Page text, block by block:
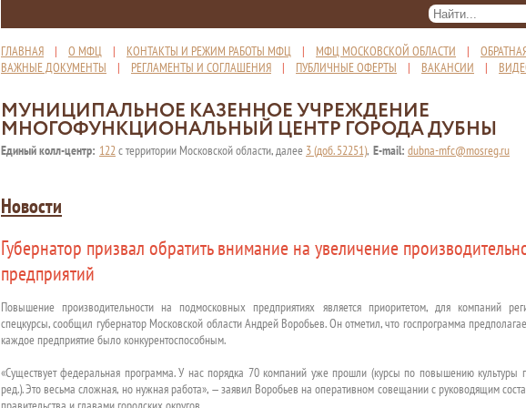
ГЛАВНАЯ | О МФЦ | КОНТАКТЫ И РЕЖИМ РАБОТЫ МФЦ | МФЦ МОСКОВСКОЙ ОБЛАСТИ |
ВАЖНЫЕ ДОКУМЕНТЫ | РЕГЛАМЕНТЫ И СОГЛАШЕНИЯ | ПУБЛИЧНЫЕ ОФЕРТЫ | ВАКАНСИИ |
МУНИЦИПАЛЬНОЕ КАЗЕННОЕ УЧРЕЖДЕНИЕ
МНОГОФУНКЦИОНАЛЬНЫЙ ЦЕНТР ГОРОДА ДУБНЫ
Единый колл-центр: 122с территории Московской области, далее 3 (доб. 52251), E-mail: dubna-mfc@mosreg.ru
Новости
Губернатор призвал обратить внимание на увеличение
предприятий
Повышение производительности на подмосковных предприятиях является приоритетом, для компаний
спецкурсы, сообщил губернатор Московской области Андрей Воробьев. Он отметил, что госпрограмма
каждое предприятие было конкурентоспособным.
«Существует федеральная программа. У нас порядка 70 компаний уже прошли (курсы по повышению культуры
ред.). Это весьма сложная, но нужная работа», — заявил Воробьев на оперативном совещании с руководящим